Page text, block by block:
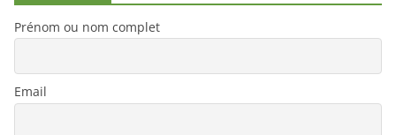
Prénom ou nom complet
Email